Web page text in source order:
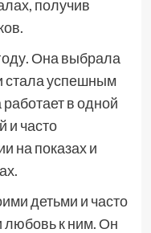
получив
Она выбрала
стала успешным
в одной
и часто
на показах и
детьми и часто
любовь к ним. Он